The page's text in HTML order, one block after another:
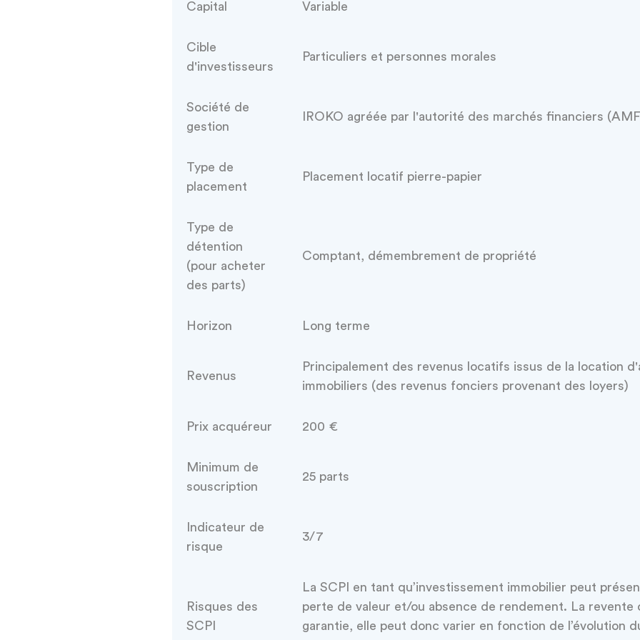
Capital Variable
Cible
d'investisseurs
Particuliers et personnes morales
Société de
gestion
IROKO agréée par l'autorité des marchés financiers
Type de
placement
Placement locatif pierre-papier
Type de
détention
(pour acheter
des parts)
Comptant, démembrement de propriété
Horizon Long terme
Revenus
Principalement des revenus locatifs issus de la location
immobiliers (des revenus fonciers provenant des loyers)
Prix acquéreur 200 €
Minimum de
souscription
25 parts
Indicateur de
risque
3/7
Risques des
SCPI
La SCPI en tant qu’investissement immobilier peut
perte de valeur et/ou absence de rendement. La revente
garantie, elle peut donc varier en fonction de l’évolution